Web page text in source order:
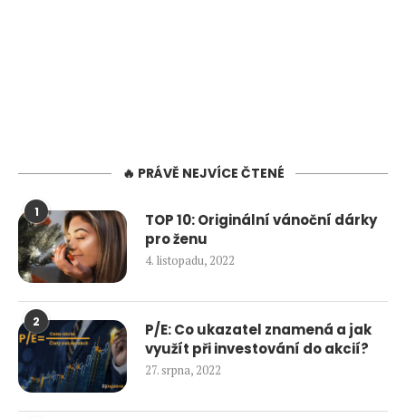
🔥 PRÁVĚ NEJVÍCE ČTENÉ
1
TOP 10: Originální vánoční dárky
pro ženu
4. listopadu, 2022
2
P/E: Co ukazatel znamená a jak
využít při investování do akcií?
27. srpna, 2022